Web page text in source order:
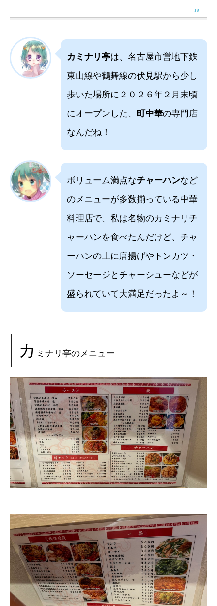
カミナリ亭は、名古屋市営地下鉄
東山線や鶴舞線の伏見駅から少し
歩いた場所に２０２６年２月末頃
にオープンした、
町中華の専門店
なんだね！
ボリューム満点なチャーハンなど
のメニューが多数揃っている中華
料理店で、私は名物のカミナリチ
ャーハンを食べたんだけど、チャ
ーハンの上に唐揚げやトンカツ・
ソーセージとチャーシューなどが
盛られていて大満足だったよ～！
カ ミナリ亭のメニュー